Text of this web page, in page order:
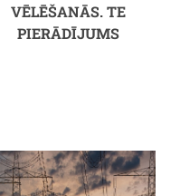
VĒLĒŠANĀS. TE
PIERĀDĪJUMS